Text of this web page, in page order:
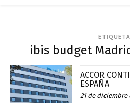
ETIQUETA
ibis budget
ACCOR
ESPAÑA
21 de diciembre